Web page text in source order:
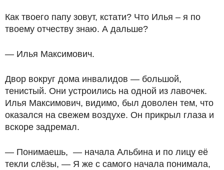
Как твоего папу зовут, кстати? Что Илья – я по
твоему отчеству знаю. А дальше?
— Илья Максимович.
Двор вокруг дома инвалидов — большой,
тенистый. Они устроились на одной из лавочек.
Илья Максимович, видимо, был доволен тем, что
оказался на свежем воздухе. Он прикрыл глаза и
вскоре задремал.
— Понимаешь, — начала Альбина и по лицу её
текли слёзы, — Я же с самого начала понимала,